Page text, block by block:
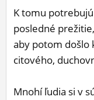
K tomu
posledné
aby potom došlo
citového,
Mnohí ľudia si v